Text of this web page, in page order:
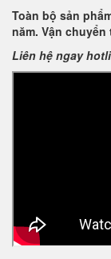
Toàn bộ sản
năm. Vận
Liên hệ ngay